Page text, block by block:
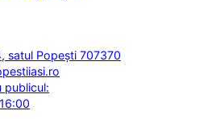
satul Popești 707370
publicul: